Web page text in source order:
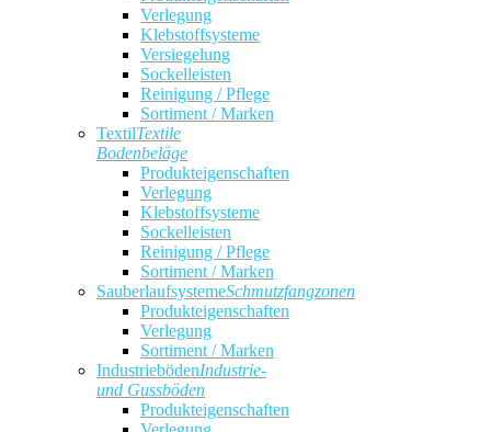
Verlegung
Klebstoffsysteme
Versiegelung
Sockelleisten
Reinigung / Pflege
Sortiment / Marken
TextilTextile
Bodenbeläge
Produkteigenschaften
Verlegung
Klebstoffsysteme
Sockelleisten
Reinigung / Pflege
Sortiment / Marken
SauberlaufsystemeSchmutzfangzonen
Produkteigenschaften
Verlegung
Sortiment / Marken
IndustriebödenIndustrie-
und Gussböden
Produkteigenschaften